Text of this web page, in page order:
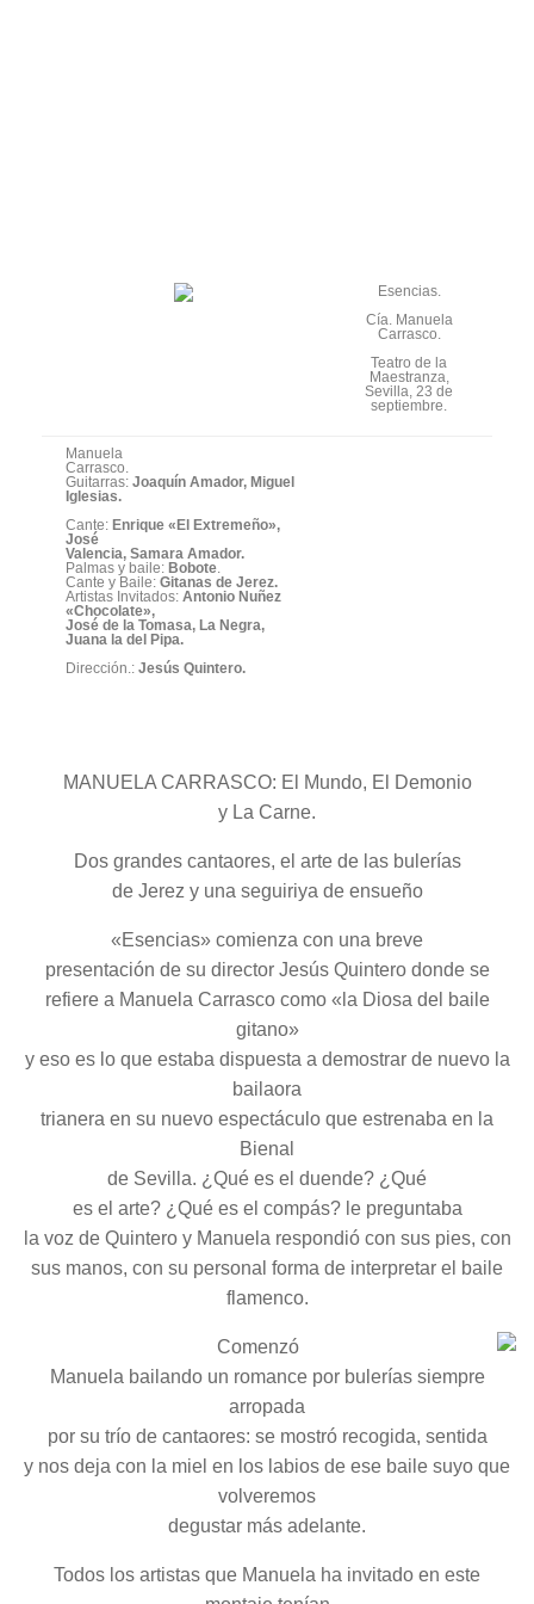
Esencias.
Cía. Manuela
Carrasco.
Teatro de la
Maestranza,
Sevilla, 23 de
septiembre.
Manuela
Carrasco.
Guitarras: Joaquín Amador, Miguel
Iglesias.
Cante: Enrique «El Extremeño»,
José
Valencia, Samara Amador.
Palmas y baile: Bobote.
Cante y Baile: Gitanas de Jerez.
Artistas Invitados: Antonio Nuñez
«Chocolate»,
José de la Tomasa, La Negra,
Juana la del Pipa.
Dirección.: Jesús Quintero.
MANUELA CARRASCO: El Mundo, El Demonio
y La Carne.
Dos grandes cantaores, el arte de las bulerías
de Jerez y una seguiriya de ensueño
«Esencias» comienza con una breve
presentación de su director Jesús Quintero donde se
refiere a Manuela Carrasco como «la Diosa del baile
gitano»
y eso es lo que estaba dispuesta a demostrar de nuevo la
bailaora
trianera en su nuevo espectáculo que estrenaba en la
Bienal
de Sevilla. ¿Qué es el duende? ¿Qué
es el arte? ¿Qué es el compás? le preguntaba
la voz de Quintero y Manuela respondió con sus pies, con
sus manos, con su personal forma de interpretar el baile
flamenco.
Comenzó
Manuela bailando un romance por bulerías siempre
arropada
por su trío de cantaores: se mostró recogida, sentida
y nos deja con la miel en los labios de ese baile suyo que
volveremos
degustar más adelante.
Todos los artistas que Manuela ha invitado en este